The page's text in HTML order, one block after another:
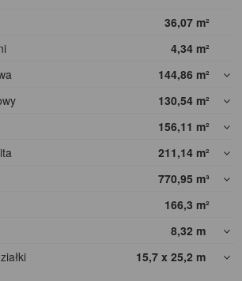
36,07 m²
4,34 m²
144,86 m²
130,54 m²
156,11 m²
211,14 m²
770,95 m³
166,3 m²
8,32 m
15,7 x 25,2 m